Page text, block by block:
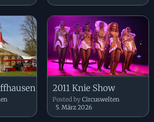
2011 Knie Show
Posted by Circuswelten
5. März 2026